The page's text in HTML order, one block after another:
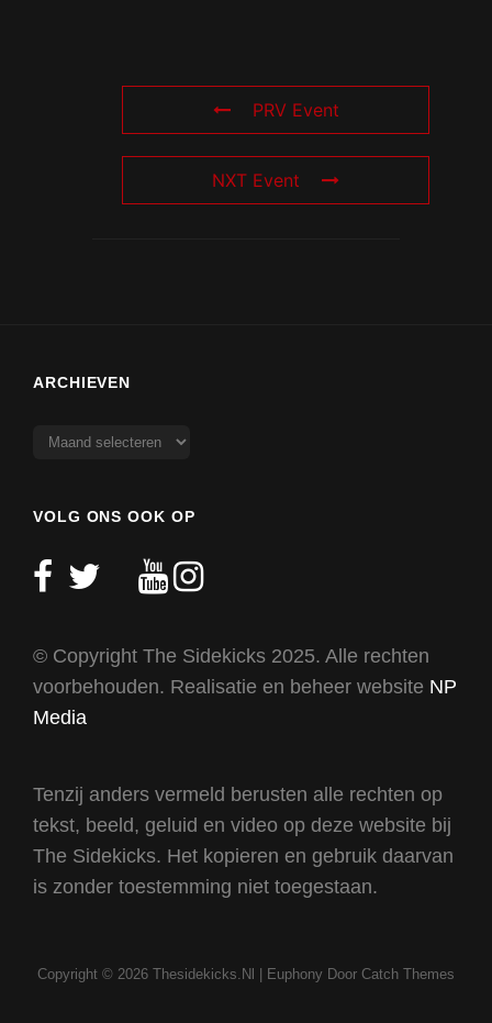
PRV Event
NXT Event
ARCHIEVEN
Archieven
VOLG ONS OOK OP
facebook
twitter
mailyoutube
instagram
© Copyright The Sidekicks 2025. Alle rechten
voorbehouden. Realisatie en beheer website NP
Media
Tenzij anders vermeld berusten alle rechten op
tekst, beeld, geluid en video op deze website bij
The Sidekicks. Het kopieren en gebruik daarvan
is zonder toestemming niet toegestaan.
Copyright © 2026 Thesidekicks.nl Euphony Door Catch Themes